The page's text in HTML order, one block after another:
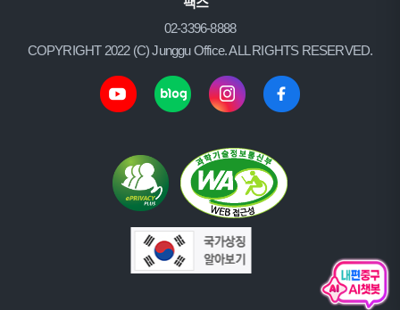
02-3396-8888
COPYRIGHT 2022 (C) Junggu Office. ALL RIGHTS RESERVED.